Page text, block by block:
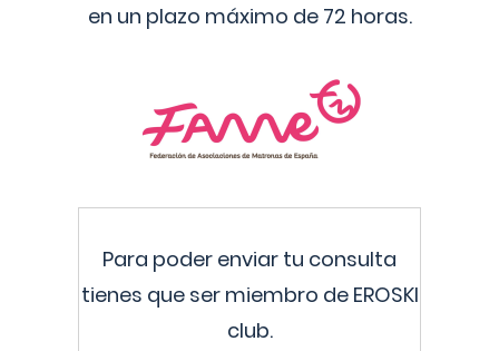
en un plazo máximo de 72 horas.
Para poder enviar tu consulta
tienes que ser miembro de EROSKI
club.